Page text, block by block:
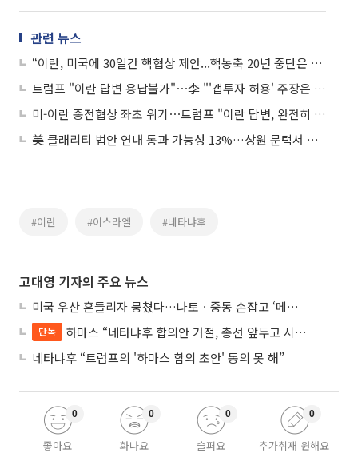
관련 뉴스
“이란, 미국에 30일간 핵협상 제안...핵농축 20년 중단은 거절”
트럼프 "이란 답변 용납불가"⋯李 "'갭투자 허용' 주장은 억까" 外
미-이란 종전협상 좌초 위기⋯트럼프 "이란 답변, 완전히 용납불가"
美 클래리티 법안 연내 통과 가능성 13%…상원 문턱서 제동
#이란 #이스라엘 #네타냐후
고대영 기자의 주요 뉴스
미국 우산 흔들리자 뭉쳤다…나토ㆍ중동 손잡고 ‘메카 공동방위’ 조약 체결
단독
하마스 “네타냐후 합의안 거절, 총선 앞두고 시간 끌기”
네타냐후 “트럼프의 '하마스 합의 초안' 동의 못 해”
좋아요
0
화나요
0
슬퍼요
0
추가취재 원해요
0